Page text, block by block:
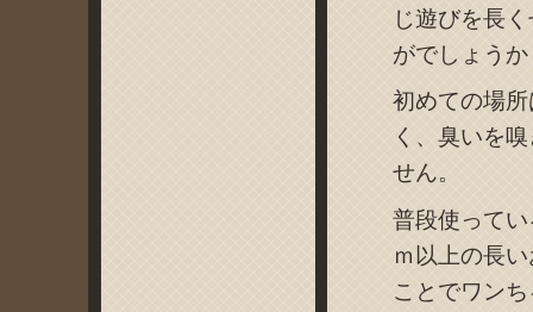
じ遊びを長
がでしょうか
初めての場
く、臭いを
せん。
普段使って
ｍ以上の長
ことでワン